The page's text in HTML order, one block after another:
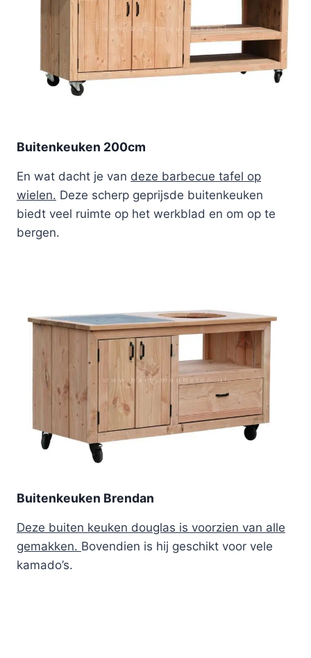
Buitenkeuken 200cm
En wat dacht je van deze barbecue tafel op
wielen. Deze scherp geprijsde buitenkeuken
biedt veel ruimte op het werkblad en om op te
bergen.
Buitenkeuken Brendan
Deze buiten keuken douglas is voorzien van alle
gemakken. Bovendien is hij geschikt voor vele
kamado’s.